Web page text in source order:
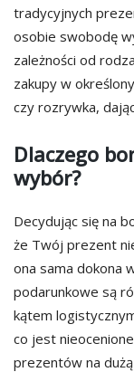
tradycyjnych
osobie swobodę
zależności od
zakupy w
czy rozrywka,
Dlaczego
wybór?
Decydując się na
że Twój prezent
ona sama dokona
podarunkowe są
kątem
co jest
prezentów na